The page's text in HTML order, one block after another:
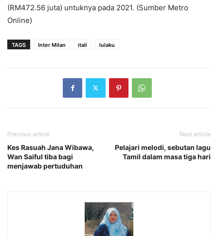
(RM472.56 juta) untuknya pada 2021. (Sumber Metro
Online)
TAGS Inter Milan itali lulaku
Previous article
Kes Rasuah Jana Wibawa,
Wan Saiful tiba bagi
menjawab pertuduhan
Next article
Pelajari melodi, sebutan lagu
Tamil dalam masa tiga hari